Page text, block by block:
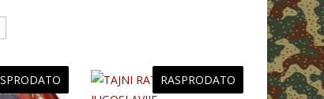
RASPRODATO